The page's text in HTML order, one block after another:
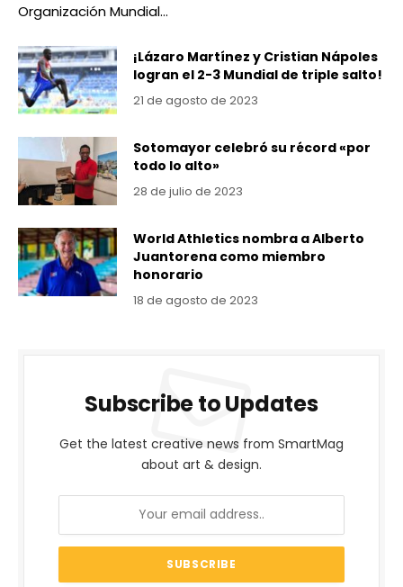
Organización Mundial…
¡Lázaro Martínez y Cristian Nápoles
logran el 2-3 Mundial de triple salto!
21 de agosto de 2023
Sotomayor celebró su récord «por
todo lo alto»
28 de julio de 2023
World Athletics nombra a Alberto
Juantorena como miembro
honorario
18 de agosto de 2023
Subscribe to Updates
Get the latest creative news from SmartMag
about art & design.